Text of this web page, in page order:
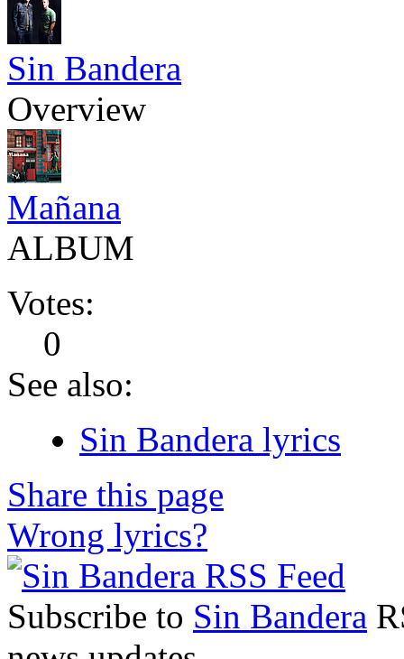
Sin Bandera
Overview
Mañana
ALBUM
Votes:
0
See also:
Sin Bandera lyrics
Share this page
Wrong lyrics?
Subscribe to Sin Bandera